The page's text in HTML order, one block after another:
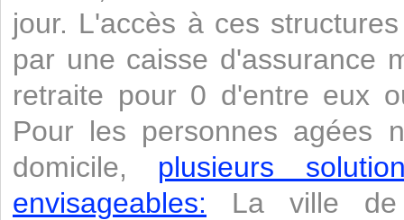
jour. L'accès à ces
par une caisse d'assurance
retraite pour 0 d'entre eux
Pour les personnes agées
domicile, plusieurs
envisageables: La ville de